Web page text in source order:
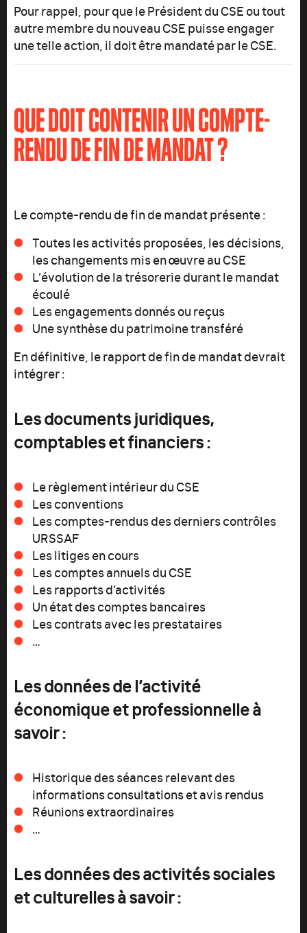
Pour rappel, pour que le Président du CSE ou tout
autre membre du nouveau CSE puisse engager
une telle action, il doit être mandaté par le CSE.
QUE DOIT CONTENIR UN COMPTE-
RENDU DE FIN DE MANDAT ?
Le compte-rendu de fin de mandat présente :
Toutes les activités proposées, les décisions,
les changements mis en œuvre au CSE
L’évolution de la trésorerie durant le mandat
écoulé
Les engagements donnés ou reçus
Une synthèse du patrimoine transféré
En définitive, le rapport de fin de mandat devrait
intégrer :
Les documents juridiques,
comptables et financiers :
Le règlement intérieur du CSE
Les conventions
Les comptes-rendus des derniers contrôles
URSSAF
Les litiges en cours
Les comptes annuels du CSE
Les rapports d’activités
Un état des comptes bancaires
Les contrats avec les prestataires
…
Les données de l’activité
économique et professionnelle à
savoir :
Historique des séances relevant des
informations consultations et avis rendus
Réunions extraordinaires
…
Les données des activités sociales
et culturelles à savoir :